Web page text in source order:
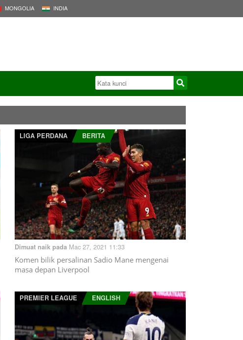
MONGOLIA INDIA
LIGA PERDANA BERITA
Dimuat naik pada Mac 27, 2021 11:33
Komen bilik persalinan Sadio Mane mengenai
masa depan Liverpool
PREMIER LEAGUE ENGLISH